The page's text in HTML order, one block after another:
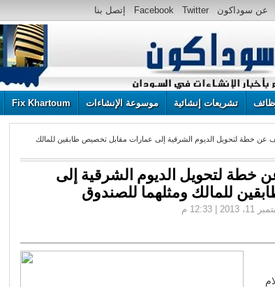
عن سوداكون Twitter
Facebook إتصل بنا
تشريعات إنشائية موسوعة الإنشاءات Fix Khartoum
خطة لتحويل الديوم الشرقية إلى عمارات مقابل تخصيص طابقين للمالك
لتحويل الديوم الشرقية إلى
للمالك ومثلهما للصندوق